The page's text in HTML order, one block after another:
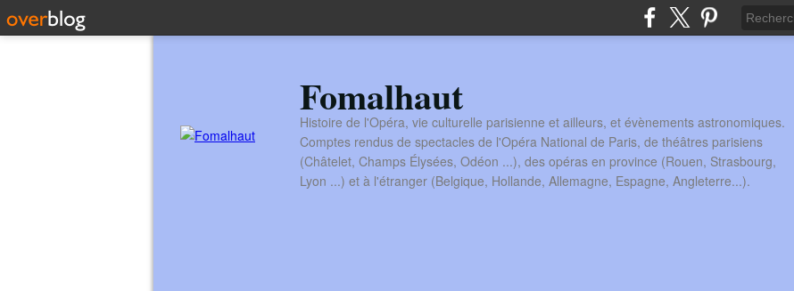
Fomalhaut
Histoire de l'Opéra, vie culturelle parisienne et ailleurs, et évènements astronomiques.
Comptes rendus de spectacles de l'Opéra National de Paris, de théâtres parisiens
(Châtelet, Champs Élysées, Odéon ...), des opéras en province (Rouen, Strasbourg,
Lyon ...) et à l'étranger (Belgique, Hollande, Allemagne, Espagne, Angleterre...).